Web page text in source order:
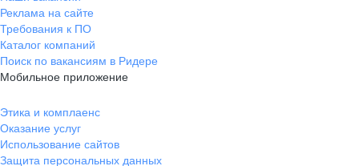
Реклама на сайте
Требования к ПО
Каталог компаний
Поиск по вакансиям в Ридере
Мобильное приложение
Этика и комплаенс
Оказание услуг
Использование сайтов
Защита персональных данных